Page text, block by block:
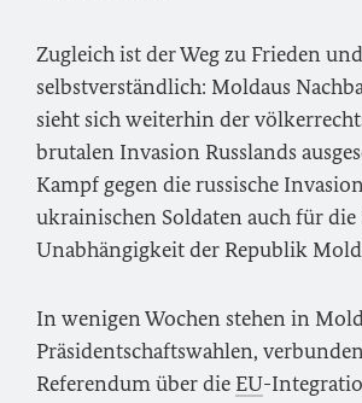
Zugleich ist der Weg zu Frieden
selbstverständlich: Moldaus
sieht sich weiterhin der
brutalen Invasion Russlands
Kampf gegen die russische
ukrainischen Soldaten auch für
Unabhängigkeit der Republik
In wenigen Wochen stehen in
Präsidentschaftswahlen,
Referendum über die EU-